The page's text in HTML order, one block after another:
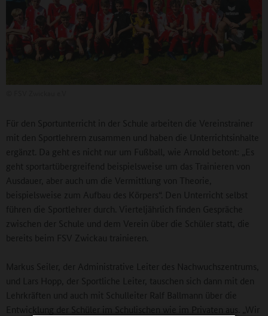
Für den Sportunterricht in der Schule arbeiten die Vereinstrainer
mit den Sportlehrern zusammen und haben die Unterrichtsinhalte
ergänzt. Da geht es nicht nur um Fußball, wie Arnold betont: „Es
geht sportartübergreifend beispielsweise um das Trainieren von
Ausdauer, aber auch um die Vermittlung von Theorie,
beispielsweise zum Aufbau des Körpers“. Den Unterricht selbst
führen die Sportlehrer durch. Vierteljährlich finden Gespräche
zwischen der Schule und dem Verein über die Schüler statt, die
bereits beim FSV Zwickau trainieren.
Markus Seiler, der Administrative Leiter des Nachwuchszentrums,
und Lars Hopp, der Sportliche Leiter, tauschen sich dann mit den
Lehrkräften und auch mit Schulleiter Ralf Ballmann über die
Entwicklung der Schüler im Schulischen wie im Privaten aus. „Wir